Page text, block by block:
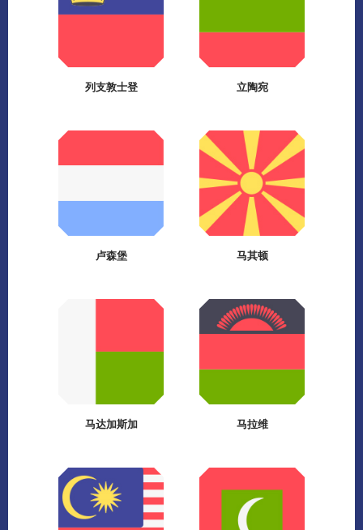
列支敦士登 立陶宛
卢森堡 马其顿
马达加斯加 马拉维